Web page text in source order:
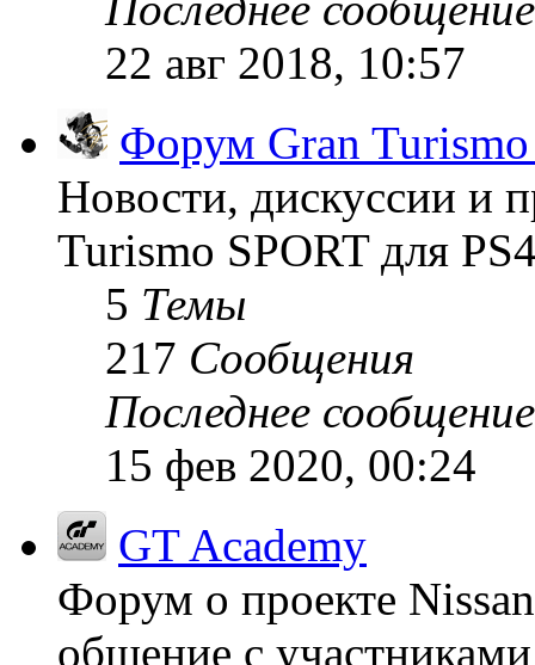
22 авг 2018, 10:57
Форум Gran Turismo
Новости, дискуссии и
Turismo SPORT для
5 Темы
217 Сообщения
Последнее сообщение
15 фев 2020, 00:24
GT Academy
Форум о проекте
общение с